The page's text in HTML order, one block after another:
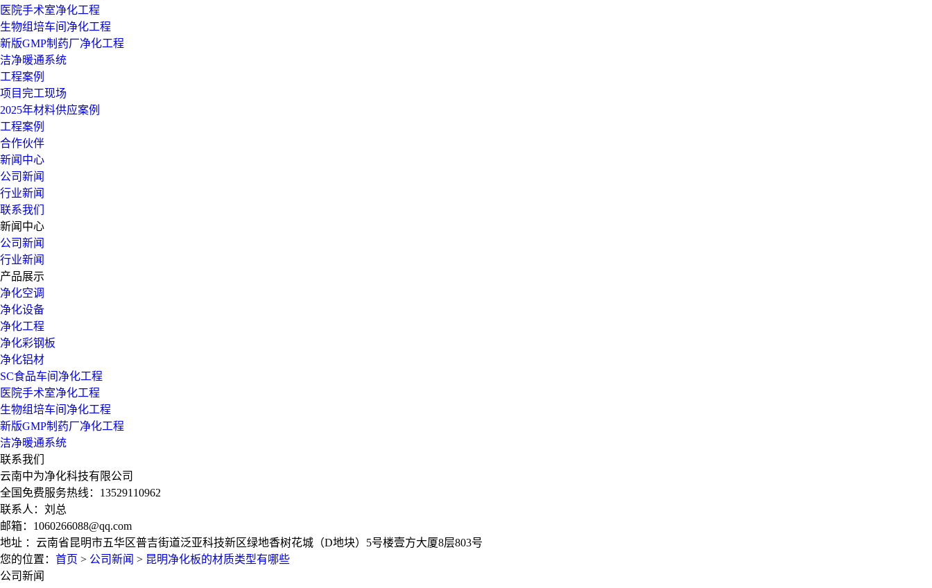
医院手术室净化工程
生物组培车间净化工程
新版GMP制药厂净化工程
洁净暖通系统
工程案例
项目完工现场
2025年材料供应案例
工程案例
合作伙伴
新闻中心
公司新闻
行业新闻
联系我们
新闻中心
公司新闻
行业新闻
产品展示
净化空调
净化设备
净化工程
净化彩钢板
净化铝材
SC食品车间净化工程
医院手术室净化工程
生物组培车间净化工程
新版GMP制药厂净化工程
洁净暖通系统
联系我们
云南中为净化科技有限公司
全国免费服务热线：13529110962
联系人：刘总
邮箱：1060266088@qq.com
地址 ：云南省昆明市五华区普吉街道泛亚科技新区绿地香树花城（D地块）5号楼壹方大厦8层803号
您的位置： 首页 > 公司新闻 > 昆明净化板的材质类型有哪些
公司新闻